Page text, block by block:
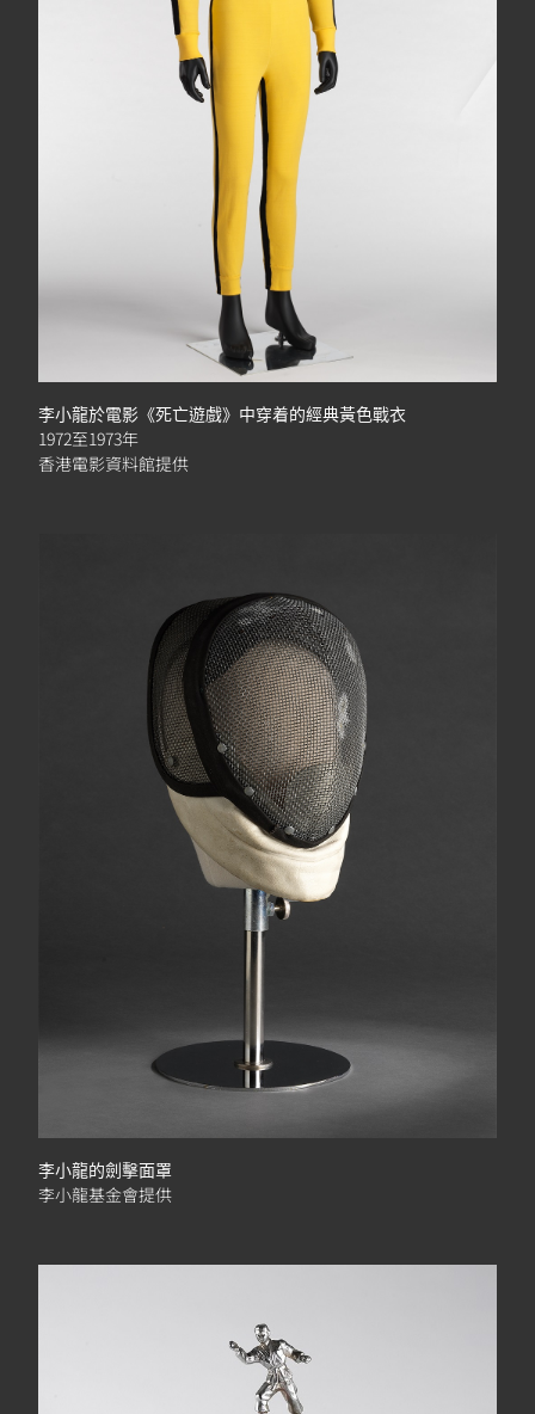
李小龍於電影《死亡遊戲》中穿着的經典黃色戰衣
1972至1973年
香港電影資料館提供
李小龍的劍擊面罩
李小龍基金會提供